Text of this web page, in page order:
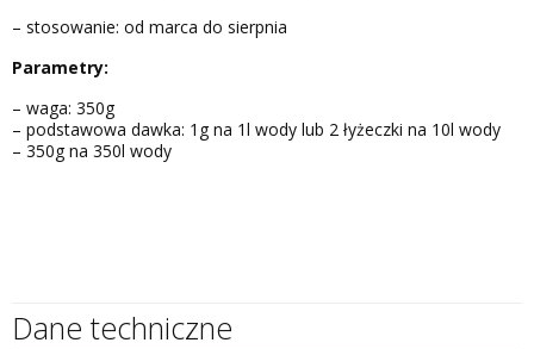
– stosowanie: od marca do sierpnia
Parametry:
– waga: 350g
– podstawowa dawka: 1g na 1l wody lub 2 łyżeczki na 10l wody
– 350g na 350l wody
Dane techniczne